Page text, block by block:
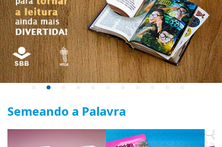
Semeando a Palavra